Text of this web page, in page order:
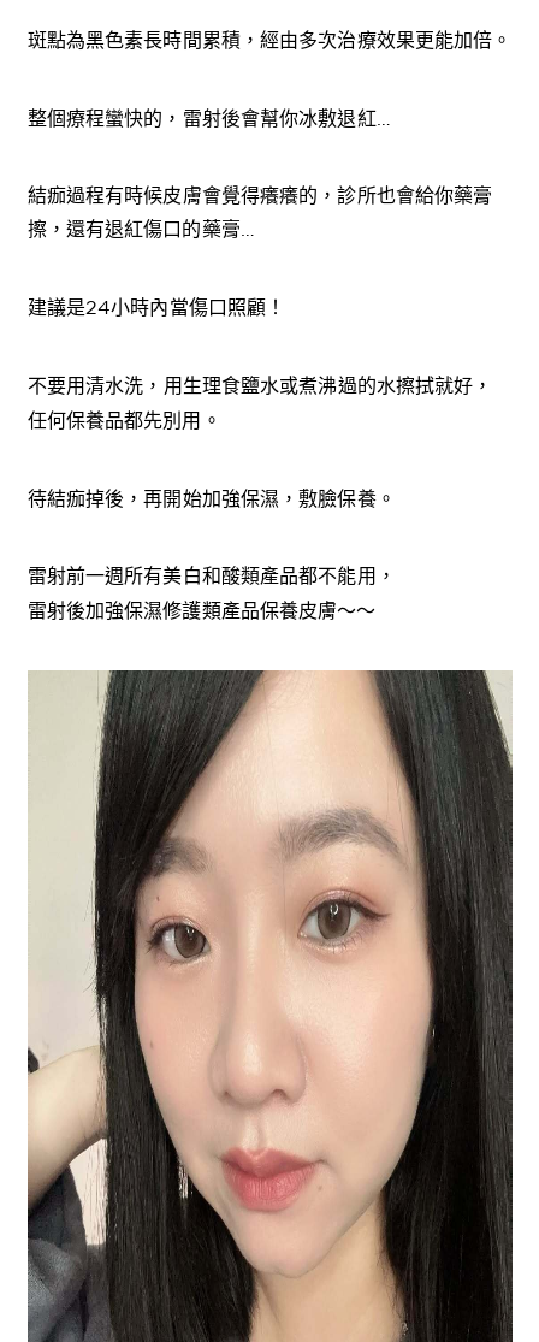
斑點為黑色素長時間累積，經由多次治療效果更能加倍。
整個療程蠻快的，雷射後會幫你冰敷退紅…
結痂過程有時候皮膚會覺得癢癢的，診所也會給你藥膏
擦，還有退紅傷口的藥膏…
建議是24小時內當傷口照顧！
不要用清水洗， 用生理食鹽水或煮沸過的水擦拭就好，
任何保養品都先別用。
待結痂掉後，再開始加強保濕，敷臉保養。
雷射前一週所有美白和酸類產品都不能用，
雷射後加強保濕修護類產品保養皮膚～～